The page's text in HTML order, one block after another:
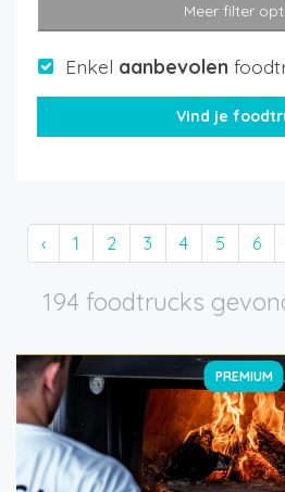
Meer filter
Enkel aanbevolen
‹ 1 2 3 4 5 6
194 foodtrucks
PREMIUM